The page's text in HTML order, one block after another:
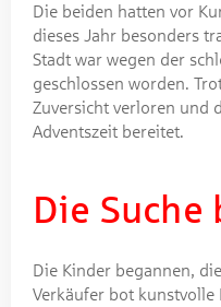
Die beiden hatten vor
dieses Jahr besonders
Stadt war wegen der
geschlossen worden.
Zuversicht verloren und
Adventszeit bereitet.
Die
Die Kinder begannen,
Verkäufer bot kunstvolle